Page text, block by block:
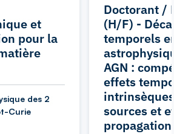
et
pour la
des 2
Curie
Doctorant /
(H/F) -
temporels
AGN :
effets
sources et
propagation